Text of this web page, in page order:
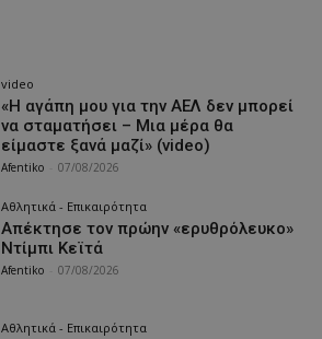
video
«Η αγάπη μου για την ΑΕΛ δεν μπορεί
να σταματήσει – Μια μέρα θα
είμαστε ξανά μαζί» (video)
Afentiko 07/08/2026
Αθλητικά - Επικαιρότητα
Απέκτησε τον πρώην «ερυθρόλευκο»
Ντίμπι Κεϊτά
Afentiko 07/08/2026
Αθλητικά - Επικαιρότητα